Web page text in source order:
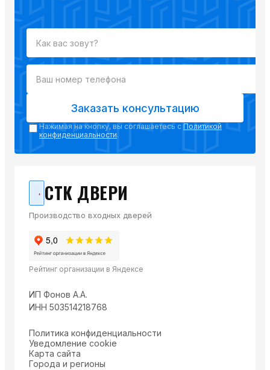
Заказать консультацию
Нажимая на кнопку, вы соглашаетесь с Политикой
конфиденциальности.
СТК ДВЕРИ
Производство входных дверей
Рейтинг организации в Яндексе
ИП Фонов А.А.
ИНН 503514218768
Политика конфиденциальности
Уведомление cookie
Карта сайта
Города и регионы